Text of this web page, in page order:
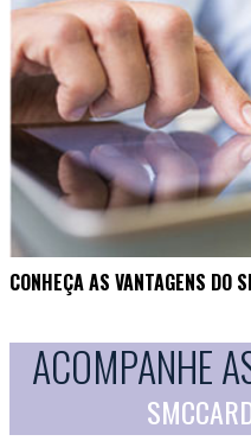
CONHEÇA AS VANTAGENS DO
ACOMPANHE